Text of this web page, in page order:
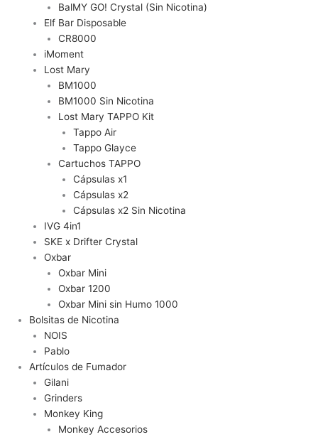
BalMY GO! Crystal (Sin Nicotina)
Elf Bar Disposable
CR8000
iMoment
Lost Mary
BM1000
BM1000 Sin Nicotina
Lost Mary TAPPO Kit
Tappo Air
Tappo Glayce
Cartuchos TAPPO
Cápsulas x1
Cápsulas x2
Cápsulas x2 Sin Nicotina
IVG 4in1
SKE x Drifter Crystal
Oxbar
Oxbar Mini
Oxbar 1200
Oxbar Mini sin Humo 1000
Bolsitas de Nicotina
NOIS
Pablo
Artículos de Fumador
Gilani
Grinders
Monkey King
Monkey Accesorios